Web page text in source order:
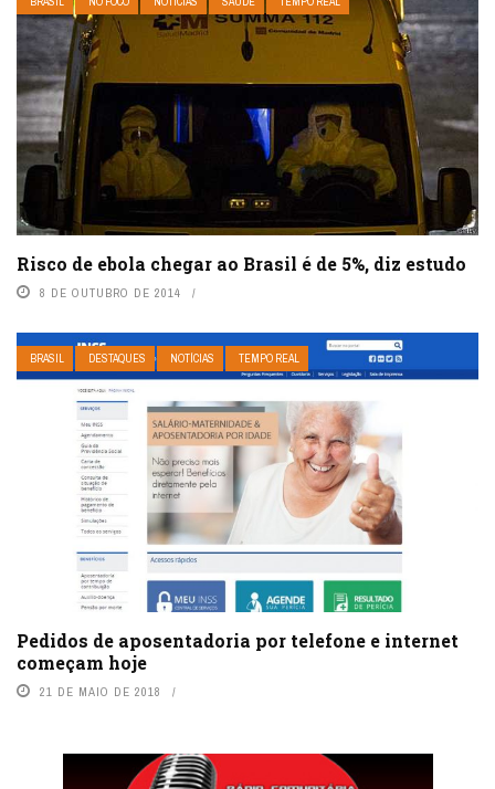
Risco de ebola chegar ao Brasil é de 5%, diz estudo
8 DE OUTUBRO DE 2014
BRASIL DESTAQUES NOTÍCIAS TEMPO REAL
Pedidos de aposentadoria por telefone e internet
começam hoje
21 DE MAIO DE 2018